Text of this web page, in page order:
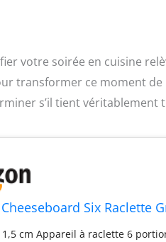
votre soirée en cuisine
transformer ce moment
s’il tient véritablement
Cheeseboard Six Raclette
cm Appareil à raclette 6